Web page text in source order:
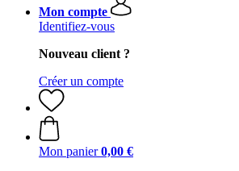
Mon compte
Identifiez-vous
Nouveau client ?
Créer un compte
Mon panier 0,00 €